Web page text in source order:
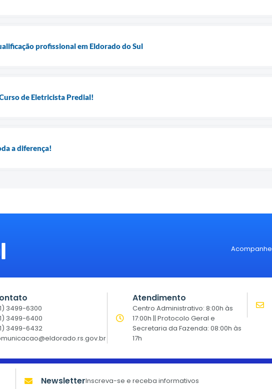
profissional em Eldorado do Sul
de Eletricista Predial!
a diferença!
NewsletterInscreva-se e receba informativos
Acompanhe
3499-6300
3499-6400
3499-6432
Atendimento
Centro Administrativo: 8:00h às
17:00h || Protocolo Geral e
Secretaria da Fazenda: 08:00h às
17h